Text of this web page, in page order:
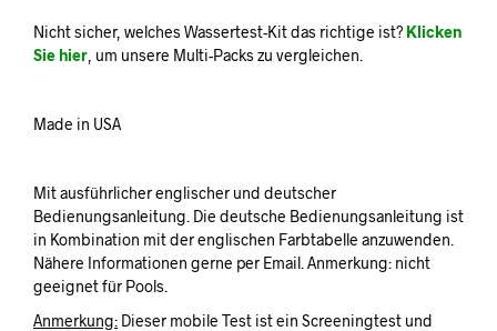
Nicht sicher, welches Wassertest-Kit das richtige ist? Klicken
Sie hier, um unsere Multi-Packs zu vergleichen.
Made in USA
Mit ausführlicher englischer und deutscher
Bedienungsanleitung. Die deutsche Bedienungsanleitung ist
in Kombination mit der englischen Farbtabelle anzuwenden.
Nähere Informationen gerne per Email. Anmerkung: nicht
geeignet für Pools.
Anmerkung: Dieser mobile Test ist ein Screeningtest und